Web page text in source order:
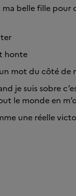
belle fille
honte
mot du côté de
je suis sobre
le monde en
une réelle